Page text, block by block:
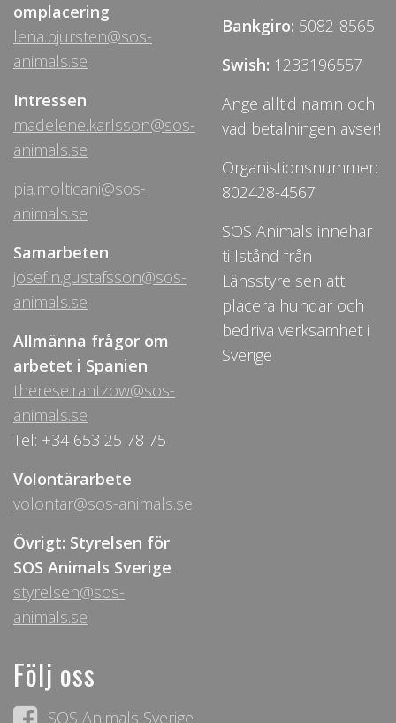
omplacering
lena.bjursten@sos-
animals.se
Intressen
madelene.karlsson@sos-
animals.se
pia.molticani@sos-
animals.se
Samarbeten
josefin.gustafsson@sos-
animals.se
Allmänna frågor om
arbetet i Spanien
therese.rantzow@sos-
animals.se
Tel: +34 653 25 78 75
Volontärarbete
volontar@sos-animals.se
Övrigt: Styrelsen för
SOS Animals Sverige
styrelsen@sos-
animals.se
Bankgiro: 5082-8565
Swish: 1233196557
Ange alltid namn och
vad betalningen avser!
Organistionsnummer:
802428-4567
SOS Animals innehar
tillstånd från
Länsstyrelsen att
placera hundar och
bedriva verksamhet i
Sverige
Följ oss
SOS Animals Sverige